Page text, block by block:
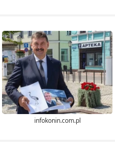
infokonin.com.pl